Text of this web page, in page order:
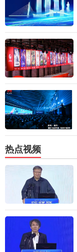
热点视频